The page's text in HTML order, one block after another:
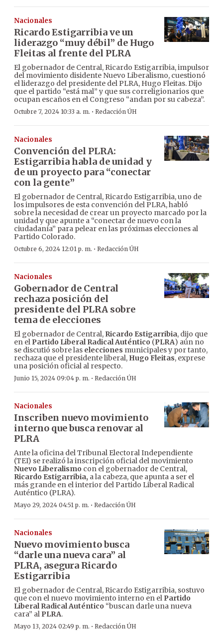
Nacionales
Ricardo Estigarribia ve un
liderazgo “muy débil” de Hugo
Fleitas al frente del PLRA
El gobernador de Central, Ricardo Estigarribia, impulsor
del movimiento disidente Nuevo Liberalismo, cuestionó
el liderazgo del presidente del PLRA, Hugo Fleitas. Dijo
que el partido “está mal” y que sus correligionarios que
ocupan escaños en el Congreso “andan por su cabeza”.
Octubre 7, 2024 10:33 a. m. · Redacción ÚH
Nacionales
Convención del PLRA:
Estigarribia habla de unidad y
de un proyecto para “conectar
con la gente”
El gobernador de Central, Ricardo Estigarribia, uno de
los impulsores de esta convención del PLRA, habló
sobre la necesidad de crear un proyecto marcado por la
unidad y que apunte a “conectar de nuevo con la
ciudadanía” para pelear en las próximas elecciones al
Partido Colorado.
Octubre 6, 2024 12:01 p. m. · Redacción ÚH
Nacionales
Gobernador de Central
rechaza posición del
presidente del PLRA sobre
tema de elecciones
El gobernador de Central, Ricardo Estigarribia, dijo que
en el Partido Liberal Radical Auténtico (PLRA) aún no
se discutió sobre las elecciones municipales y por tanto,
rechaza que el presidente liberal, Hugo Fleitas, exprese
una posición oficial al respecto.
Junio 15, 2024 09:04 p. m. · Redacción ÚH
Nacionales
Inscriben nuevo movimiento
interno que busca renovar al
PLRA
Ante la oficina del Tribunal Electoral Independiente
(TEI) se realizó la inscripción oficial del movimiento
Nuevo Liberalismo con el gobernador de Central,
Ricardo Estigarribia, a la cabeza, que apunta a ser el
más grande en el interior del Partido Liberal Radical
Auténtico (PLRA).
Mayo 29, 2024 04:51 p. m. · Redacción ÚH
Nacionales
Nuevo movimiento busca
“darle una nueva cara” al
PLRA, asegura Ricardo
Estigarribia
El gobernador de Central, Ricardo Estigarribia, sostuvo
que con el nuevo movimiento interno en el Partido
Liberal Radical Auténtico “buscan darle una nueva
cara” al PLRA.
Mayo 13, 2024 02:49 p. m. · Redacción ÚH